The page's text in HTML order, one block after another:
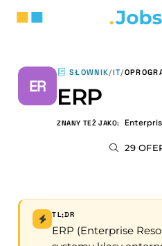
ER
SŁOWNIK/IT/
ERP
ZNANY TEŻ JAKO:
29
TL;DR
ERP (Enterprise